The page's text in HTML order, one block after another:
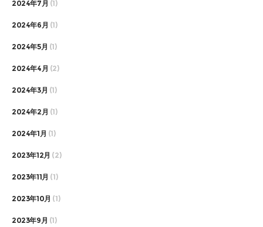
2024年7月 (1)
2024年6月 (1)
2024年5月 (1)
2024年4月 (2)
2024年3月 (1)
2024年2月 (1)
2024年1月 (1)
2023年12月 (2)
2023年11月 (1)
2023年10月 (1)
2023年9月 (1)